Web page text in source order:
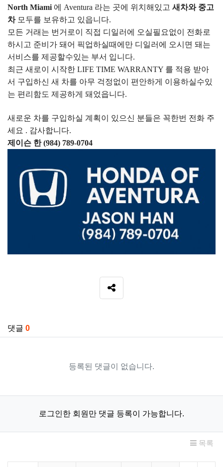
North Miami 에 Aventura 라는 곳에 위치해있고 새차와 중고
차모두를 보유하고 있읍니다.
모든 거래는 번거로이 직접 디일러에 오실필요없이 전화로
하시고 준비가 돼어 픽업하실때에만 디일러에 오시면 돼는
서비스를 제공할수있는 부서 입니다.
최근 새로이 시작한 LIFE TIME WARRANTY 를 적용 받아
서 구입하신 새 차를 아무 걱정없이 편안하게 이용하실수있
는 편리함도 제공하게 돼었읍니다.
새로운 차를 구입하실 계획이 있으신 분들은 꼭한번 전화 주
세요 . 감사합니다.
제이슨 한 (984) 789-0704
SNS 공유
댓글 0
등록된 댓글이 없습니다.
로그인한 회원만 댓글 등록이 가능합니다.
목록